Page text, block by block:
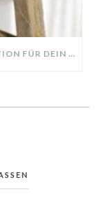
SCHLAFZIMMER MAKEOVER – INSPIRATION FÜR DEIN SCHLAFZIMMER: AUS ALT MACH NEU – HELL, GEMÜTLICH UND EINLADEND